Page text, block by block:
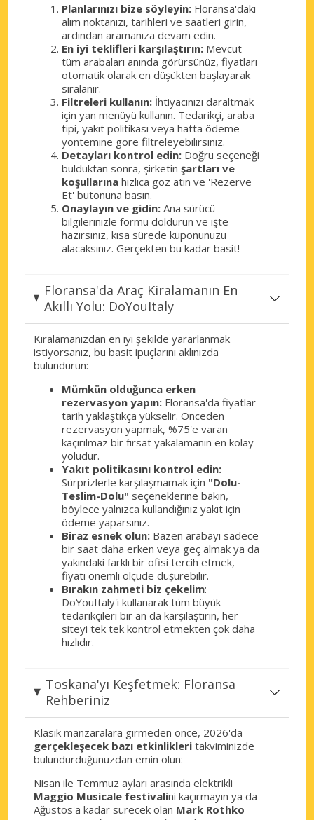
Planlarınızı bize söyleyin: Floransa'daki
alım noktanızı, tarihleri ve saatleri girin,
ardından aramanıza devam edin.
En iyi teklifleri karşılaştırın: Mevcut
tüm arabaları anında görürsünüz, fiyatları
otomatik olarak en düşükten başlayarak
sıralanır.
Filtreleri kullanın: İhtiyacınızı daraltmak
için yan menüyü kullanın. Tedarikçi, araba
tipi, yakıt politikası veya hatta ödeme
yöntemine göre filtreleyebilirsiniz.
Detayları kontrol edin: Doğru seçeneği
bulduktan sonra, şirketin şartları ve
koşullarına hızlıca göz atın ve 'Rezerve
Et' butonuna basın.
Onaylayın ve gidin: Ana sürücü
bilgilerinizle formu doldurun ve işte
hazırsınız, kısa sürede kuponunuzu
alacaksınız. Gerçekten bu kadar basit!
Floransa'da Araç Kiralamanın En
Akıllı Yolu: DoYouItaly
Kiralamanızdan en iyi şekilde yararlanmak
istiyorsanız, bu basit ipuçlarını aklınızda
bulundurun:
Mümkün olduğunca erken
rezervasyon yapın: Floransa'da fiyatlar
tarih yaklaştıkça yükselir. Önceden
rezervasyon yapmak, %75'e varan
kaçırılmaz bir fırsat yakalamanın en kolay
yoludur.
Yakıt politikasını kontrol edin:
Sürprizlerle karşılaşmamak için "Dolu-
Teslim-Dolu" seçeneklerine bakın,
böylece yalnızca kullandığınız yakıt için
ödeme yaparsınız.
Biraz esnek olun: Bazen arabayı sadece
bir saat daha erken veya geç almak ya da
yakındaki farklı bir ofisi tercih etmek,
fiyatı önemli ölçüde düşürebilir.
Bırakın zahmeti biz çekelim:
DoYouItaly'i kullanarak tüm büyük
tedarikçileri bir an da karşılaştırın, her
siteyi tek tek kontrol etmekten çok daha
hızlıdır.
Toskana'yı Keşfetmek: Floransa
Rehberiniz
Klasik manzaralara girmeden önce, 2026'da
gerçekleşecek bazı etkinlikleri takviminizde
bulundurduğunuzdan emin olun:
Nisan ile Temmuz ayları arasında elektrikli
Maggio Musicale festivalini kaçırmayın ya da
Ağustos'a kadar sürecek olan Mark Rothko